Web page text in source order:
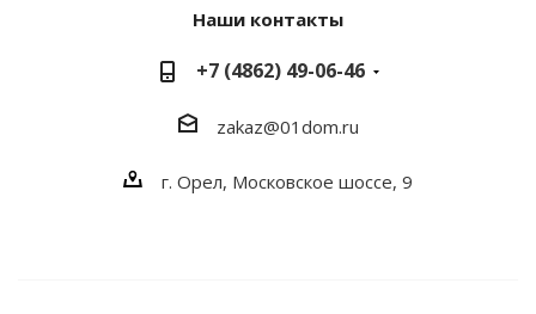
Наши контакты
+7 (4862) 49-06-46
zakaz@01dom.ru
г. Орел, Московское шоссе, 9